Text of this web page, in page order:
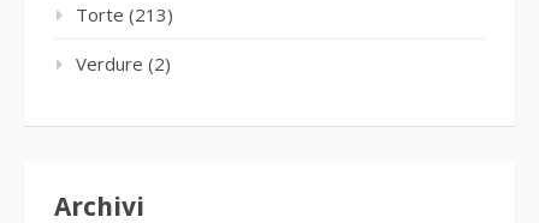
Torte (213)
Verdure (2)
Archivi